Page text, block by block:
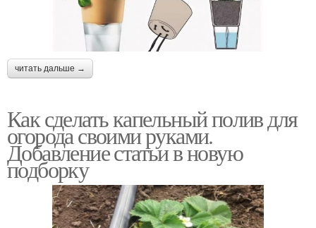
читать дальше →
Как сделать капельный полив для
огорода своими руками.
Добавление статьи в новую
подборку